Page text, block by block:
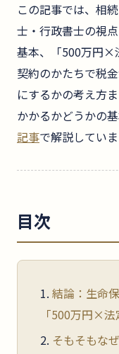
この記事では、相
士・行政書士の視
基本、「500万円×
契約のかたちで税
にするかの考え方
かかるかどうかの
記事で解説してい
目次
結論：生命
「500万円×
そもそもな